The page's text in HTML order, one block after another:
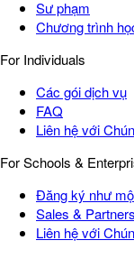
Sư phạm
Chương trình
For Individuals
Các gói dịch vụ
FAQ
Liên hệ với
For Schools &
Đăng ký như
Sales &
Liên hệ với